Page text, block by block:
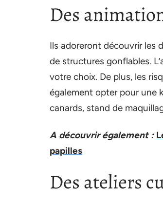
Des
Ils adoreront découvrir les
de structures gonflables.
votre choix. De plus, les
également opter pour une
canards, stand de
A découvrir également :
papilles
Des ateliers